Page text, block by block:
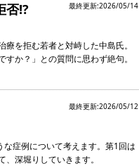
否!? 最終更新:2026/05/14
を拒む若者と対峙した中島氏。
か？」との質問に思わず絶句。
最終更新:2026/05/12
症例について考えます。第1回は
深堀りしていきます。